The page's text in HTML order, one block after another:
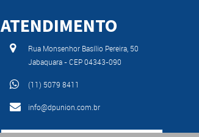
ATENDIMENTO
Rua Monsenhor Basílio Pereira, 50
Jabaquara - CEP 04343-090
(11) 5079 8411
info@dpunion.com.br